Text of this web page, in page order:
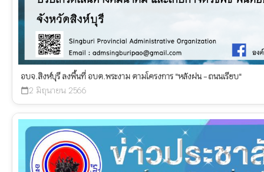
อบจ.สิงห์บุรี ลงพื้นที่ อบต.พระงาม ตามโครงการ "หลังฝน - ถนนเรียบ"
calendar_today 2 มิถุนายน 2566